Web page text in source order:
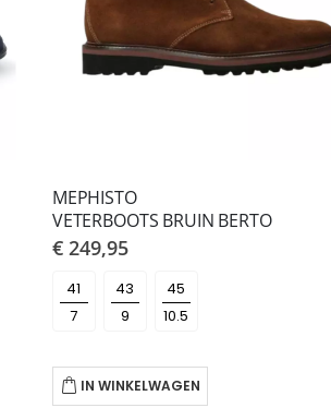
MEPHISTO
VETERBOOTS BRUIN BERTO
€ 249,95
7 9 10.5
IN WINKELWAGEN